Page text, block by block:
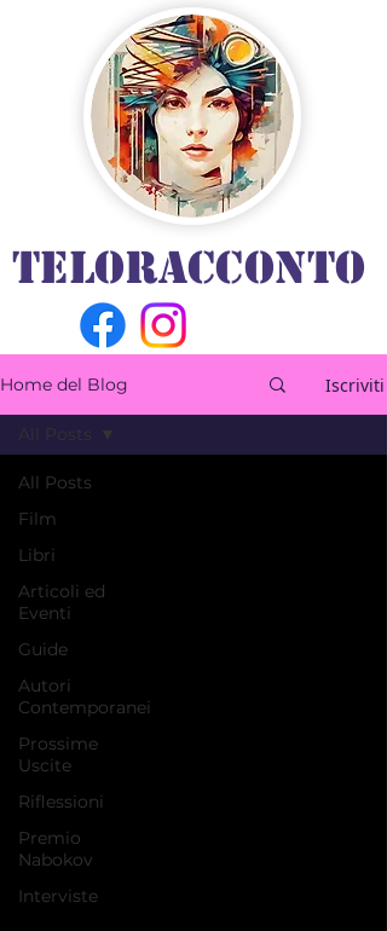
TELORACCONTO
Home del Blog Iscriviti
All Posts
Film
Libri
Articoli ed
Eventi
Guide
Autori
Contemporanei
Prossime
Uscite
Riflessioni
Premio
Nabokov
Interviste